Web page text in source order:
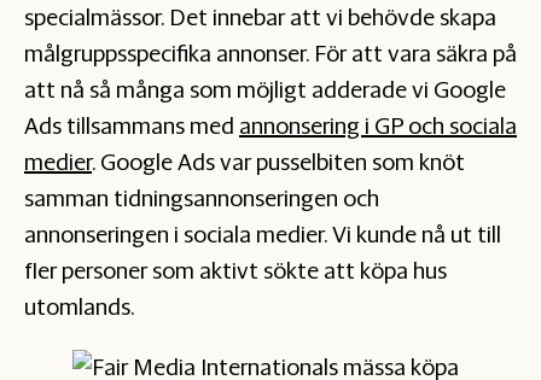
specialmässor. Det innebar att vi behövde skapa
målgruppsspecifika annonser. För att vara säkra på
att nå så många som möjligt adderade vi Google
Ads tillsammans med annonsering i GP och sociala
medier. Google Ads var pusselbiten som knöt
samman tidningsannonseringen och
annonseringen i sociala medier. Vi kunde nå ut till
fler personer som aktivt sökte att köpa hus
utomlands.